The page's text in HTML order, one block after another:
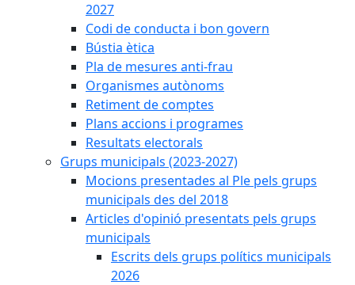
2027
Codi de conducta i bon govern
Bústia ètica
Pla de mesures anti-frau
Organismes autònoms
Retiment de comptes
Plans accions i programes
Resultats electorals
Grups municipals (2023-2027)
Mocions presentades al Ple pels grups
municipals des del 2018
Articles d'opinió presentats pels grups
municipals
Escrits dels grups polítics municipals
2026